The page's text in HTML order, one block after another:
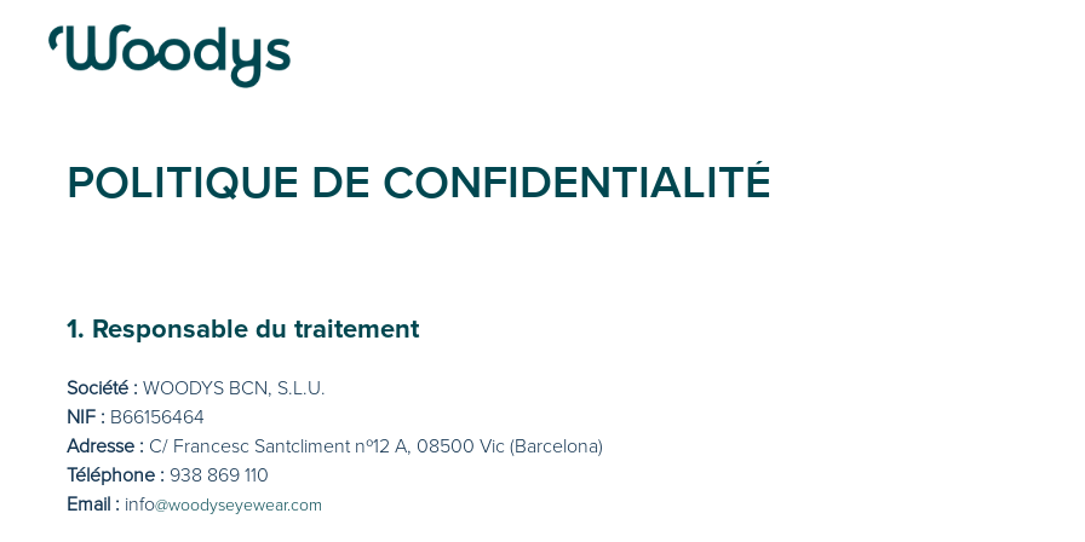
POLITIQUE DE CONFIDENTIALITÉ
1. Responsable du traitement
Société : WOODYS BCN, S.L.U.
NIF : B66156464
Adresse : C/ Francesc Santcliment nº12 A, 08500 Vic (Barcelona)
Téléphone : 938 869 110
Email : info@woodyseyewear.com